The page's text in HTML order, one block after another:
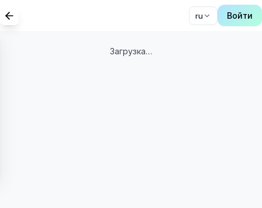
ru Войти
Загрузка…